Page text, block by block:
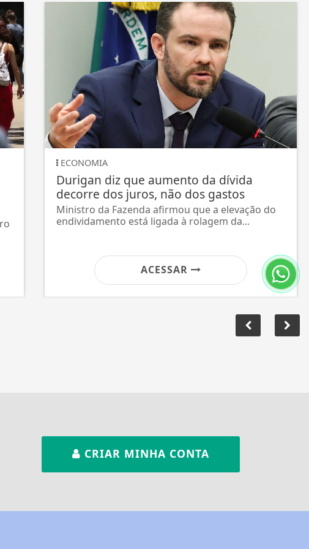
ECONOMIA
Durigan diz que aumento da dívida
decorre dos juros, não dos gastos
Ministro da Fazenda afirmou que a elevação do
endividamento está ligada à rolagem da...
ACESSAR
CRIAR MINHA CONTA